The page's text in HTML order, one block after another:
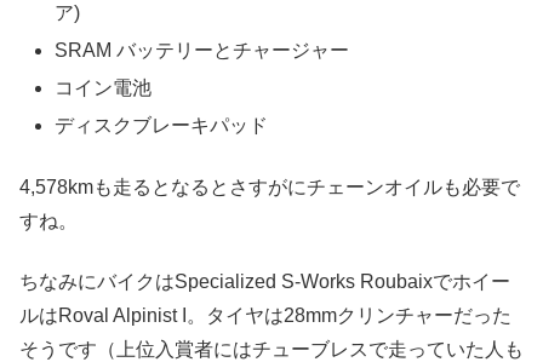
ア)
SRAM バッテリーとチャージャー
コイン電池
ディスクブレーキパッド
4,578kmも走るとなるとさすがにチェーンオイルも必要で
すね。
ちなみにバイクはSpecialized S-Works Roubaixでホイー
ルはRoval Alpinist I。タイヤは28mmクリンチャーだった
そうです（上位入賞者にはチューブレスで走っていた人も